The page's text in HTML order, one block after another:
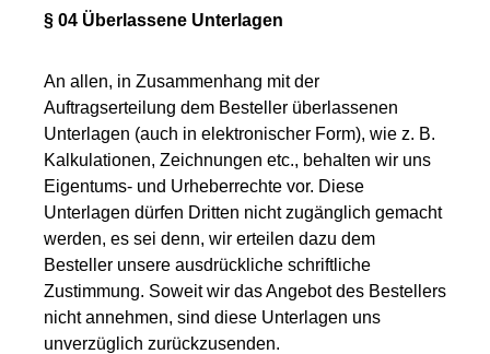
§ 04 Überlassene Unterlagen
An allen, in Zusammenhang mit der
Auftragserteilung dem Besteller überlassenen
Unterlagen (auch in elektronischer Form), wie z. B.
Kalkulationen, Zeichnungen etc., behalten wir uns
Eigentums- und Urheberrechte vor. Diese
Unterlagen dürfen Dritten nicht zugänglich gemacht
werden, es sei denn, wir erteilen dazu dem
Besteller unsere ausdrückliche schriftliche
Zustimmung. Soweit wir das Angebot des Bestellers
nicht annehmen, sind diese Unterlagen uns
unverzüglich zurückzusenden.